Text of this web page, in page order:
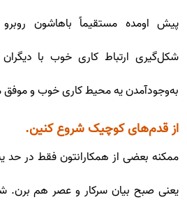
پیش اومده مستقیماً باهاشون
شکل‌گیری ارتباط کاری خوب با
به‌وجودآمدن یه محیط کاری خوب و
از قدم‌های کوچیک شروع کنین.
ممکنه بعضی از همکارانتون فقط در حد
یعنی صبح بیان سرکار و عصر هم برن.